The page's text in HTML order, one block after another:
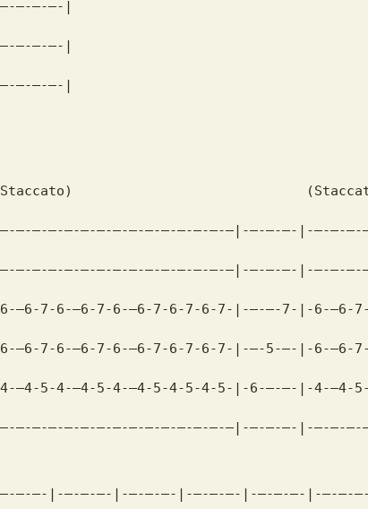
–-–-–-|
–-–-–-|
–-–-–-|
–-–-–-–-–-–-–-–-–-–-–-–-–-–|-–-–-–-|-–-–-–-
–-–-–-–-–-–-–-–-–-–-–-–-–-–|-–-–-–-|-–-–-–-
–6-7-6-–6-7-6-–6-7-6-7-6-7-|-–-–-7-|-6-–6-
–6-7-6-–6-7-6-–6-7-6-7-6-7-|-–-5-–-|-6-–6-
–4-5-4-–4-5-4-–4-5-4-5-4-5-|-6-–-–-|-4-–4-
–-–-–-–-–-–-–-–-–-–-–-–-–-–|-–-–-–-|-–-–-–-
–-–-|-–-–-–-|-–-–-–-|-–-–-–-|-–-–-–-|-–-–-–-